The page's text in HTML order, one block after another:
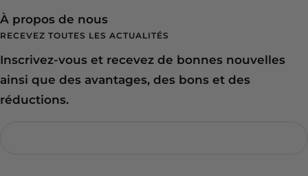
À propos de nous
RECEVEZ TOUTES LES ACTUALITÉS
Inscrivez-vous et recevez de bonnes nouvelles
ainsi que des avantages, des bons et des
réductions.